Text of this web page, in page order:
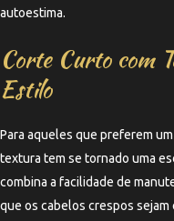
autoestima.
Corte Curto com
Estilo
Para aqueles que preferem
textura tem se tornado uma
combina a facilidade de
que os cabelos crespos